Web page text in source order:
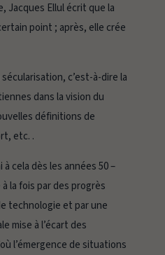
, Jacques Ellul écrit que la
point ; après, elle crée
sécularisation, c’est-à-dire la
dans la vision du
définitions de
etc. .
cela dès les années 50 –
la fois par des progrès
technologie et par une
mise à l’écart des
l’émergence de situations